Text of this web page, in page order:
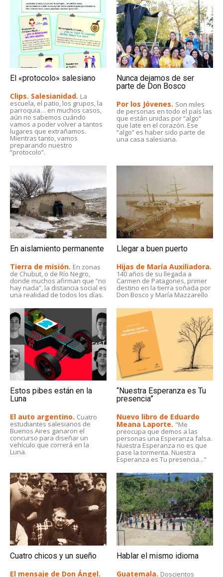
El «protocolo» salesiano
Clips. Salesianidad. La
escuela, el patio, los grupos, la
parroquia… en muchos casos,
aún no sabemos cuándo
vamos a poder volver a tantos
lugares que extrañamos.
Mientras tanto, vamos
preparando nuestro
“protocolo”.
Nunca dejamos de ser
parte de Don Bosco
Por los Jóvenes. Son miles
de personas en todo el país las
que están unidas por “algo”
que late en el corazón. Ese
“algo” es haber sido parte de
una casa salesiana.
En aislamiento permanente
Tierra de misión. En zonas
de Chubut, o de Río Negro,
donde muchos afirman que “no
hay nada”, la distancia social es
una realidad de todos los días.
Llegar a buen puerto
Hijas de María Auxiliadora.
140 años de su llegada a
Carmen de Patagones, primer
destino en la tierra soñada por
Don Bosco y María Mazzarello
Estos pibes están en la
Luna
El auto argentino. Cuatro
estudiantes salesianos de
Buenos Aires ganaron el
concurso para diseñar un
vehículo que correrá en la
Luna.
“Nuestra Esperanza es Tu
presencia”
Nuevo libro de Eduardo
Meana Laporte. "Me
preocupa que demos a las
personas una Esperanza falsa.
Nuestra Esperanza no es que
pase la tormenta. Nuestra
Esperanza es Tu presencia..."
Cuatro chicos y un sueño
El mensaje de Don Ángel.
Hablar el mismo idioma
Guatemala. Doscientos